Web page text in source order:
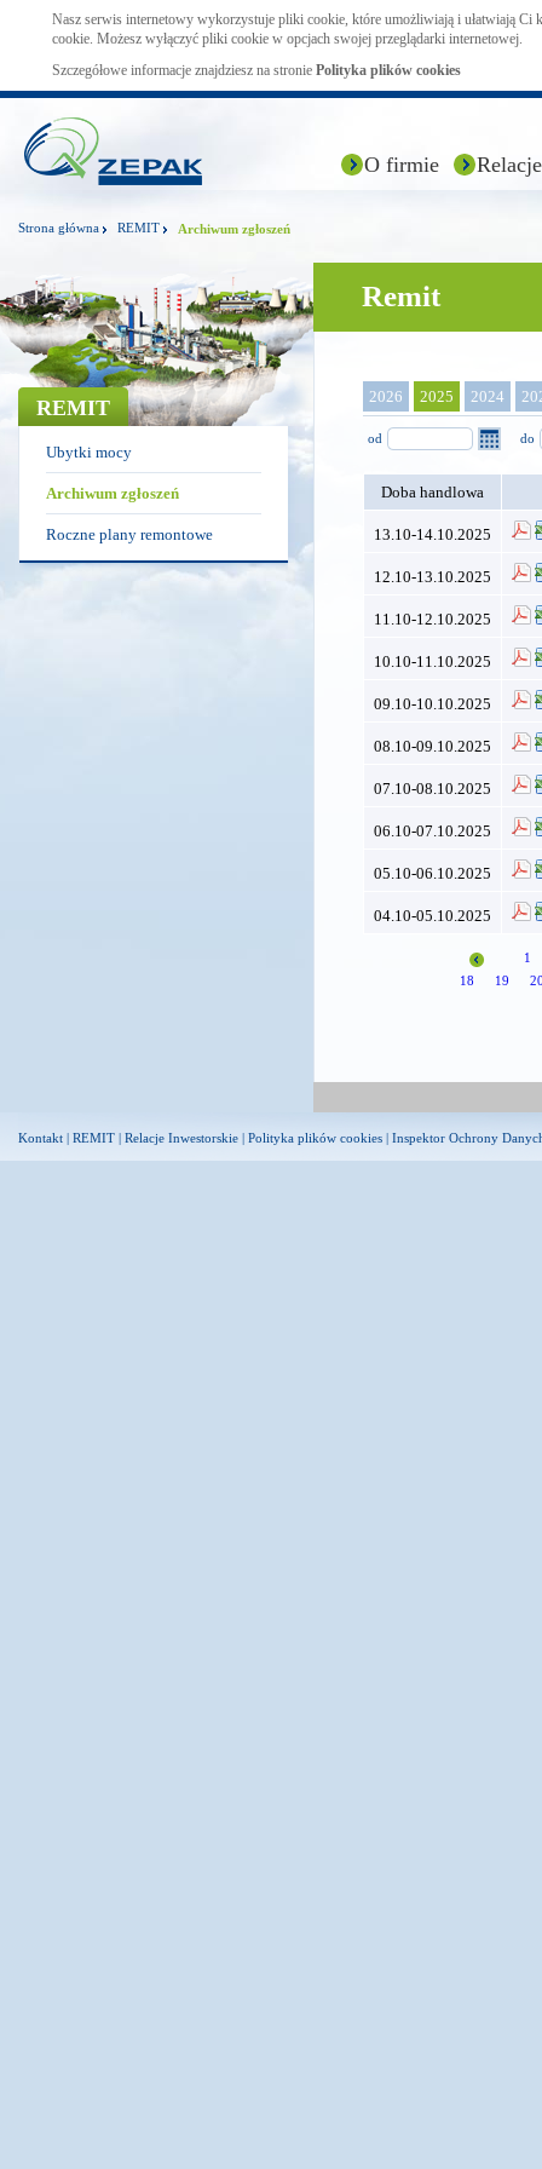
Nasz serwis internetowy wykorzystuje pliki cookie, które umożliwiają i ułatwiają Ci
cookie. Możesz wyłączyć pliki cookie w opcjach swojej przeglądarki internetowej.
Szczegółowe informacje znajdziesz na stronie Polityka plików cookies
O firmie
Strona główna REMIT Archiwum zgłoszeń
REMIT
Ubytki mocy
Archiwum zgłoszeń
Roczne plany remontowe
Remit
2026 2025 2024
od do
Doba handlowa
13.10-14.10.2025
12.10-13.10.2025
11.10-12.10.2025
10.10-11.10.2025
09.10-10.10.2025
08.10-09.10.2025
07.10-08.10.2025
06.10-07.10.2025
05.10-06.10.2025
04.10-05.10.2025
1
18
19
Kontakt | REMIT | Relacje Inwestorskie | Polityka plików cookies | Inspektor Ochrony